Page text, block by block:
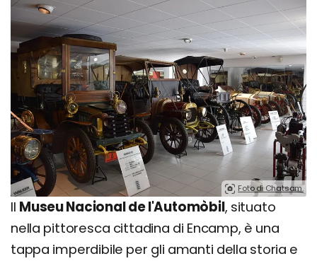
Foto di Chatsam.
Il Museu Nacional de l'Automòbil, situato
nella pittoresca cittadina di Encamp, è una
tappa imperdibile per gli amanti della storia e